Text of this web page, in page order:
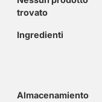
trovato
Ingredienti
Almacenamiento